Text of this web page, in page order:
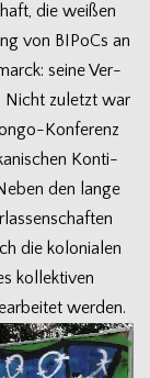
die wei­ßen
von BIPoCs an
seine Ver­
Nicht zuletzt war
Konferenz
Kon­ti­
den lange
die kolo­nia­len
kol­lek­ti­ven
werden.